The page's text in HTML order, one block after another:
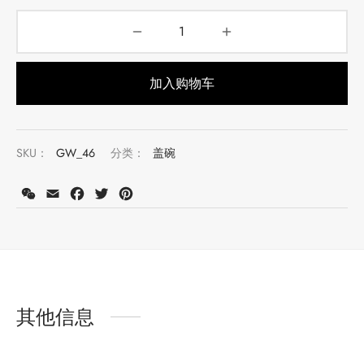
注册会员并购买此产品可获得积分：
加入购物车
SKU： GW_46 分类： 盖碗
WeChat
Email Facebook
Twitter
其他信息